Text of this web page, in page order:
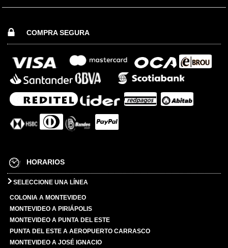
COMPRA SEGURA
HORARIOS
SELECCIONE UNA LÍNEA
COLONIA A MONTEVIDEO
MONTEVIDEO A PIRIÁPOLIS
MONTEVIDEO A PUNTA DEL ESTE
PUNTA DEL ESTE A AEROPUERTO CARRASCO
MONTEVIDEO A JOSÉ IGNACIO